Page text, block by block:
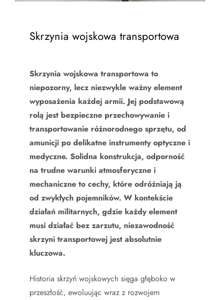
Skrzynia wojskowa transportowa
Skrzynia wojskowa transportowa to
niepozorny, lecz niezwykle ważny element
wyposażenia każdej armii. Jej podstawową
rolą jest bezpieczne przechowywanie i
transportowanie różnorodnego sprzętu, od
amunicji po delikatne instrumenty optyczne i
medyczne. Solidna konstrukcja, odporność
na trudne warunki atmosferyczne i
mechaniczne to cechy, które odróżniają ją
od zwykłych pojemników. W kontekście
działań militarnych, gdzie każdy element
musi działać bez zarzutu, niezawodność
skrzyni transportowej jest absolutnie
kluczowa.
Historia skrzyń wojskowych sięga głęboko w
przeszłość, ewoluując wraz z rozwojem